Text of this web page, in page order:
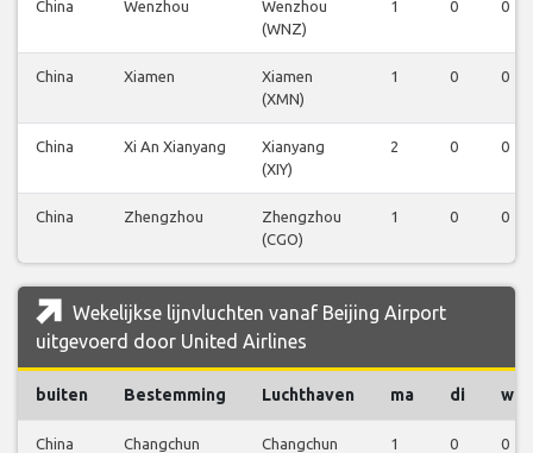
China Wenzhou
Wenzhou
(WNZ)
1 0 0
China Xiamen
Xiamen
(XMN)
1 0 0
China Xi An Xianyang
Xianyang
(XIY)
2 0 0
China Zhengzhou
Zhengzhou
(CGO)
1 0 0
Wekelijkse lijnvluchten vanaf Beijing Airport
uitgevoerd door United Airlines
buiten Bestemming Luchthaven ma di wo
China Changchun
Changchun
1 0 0